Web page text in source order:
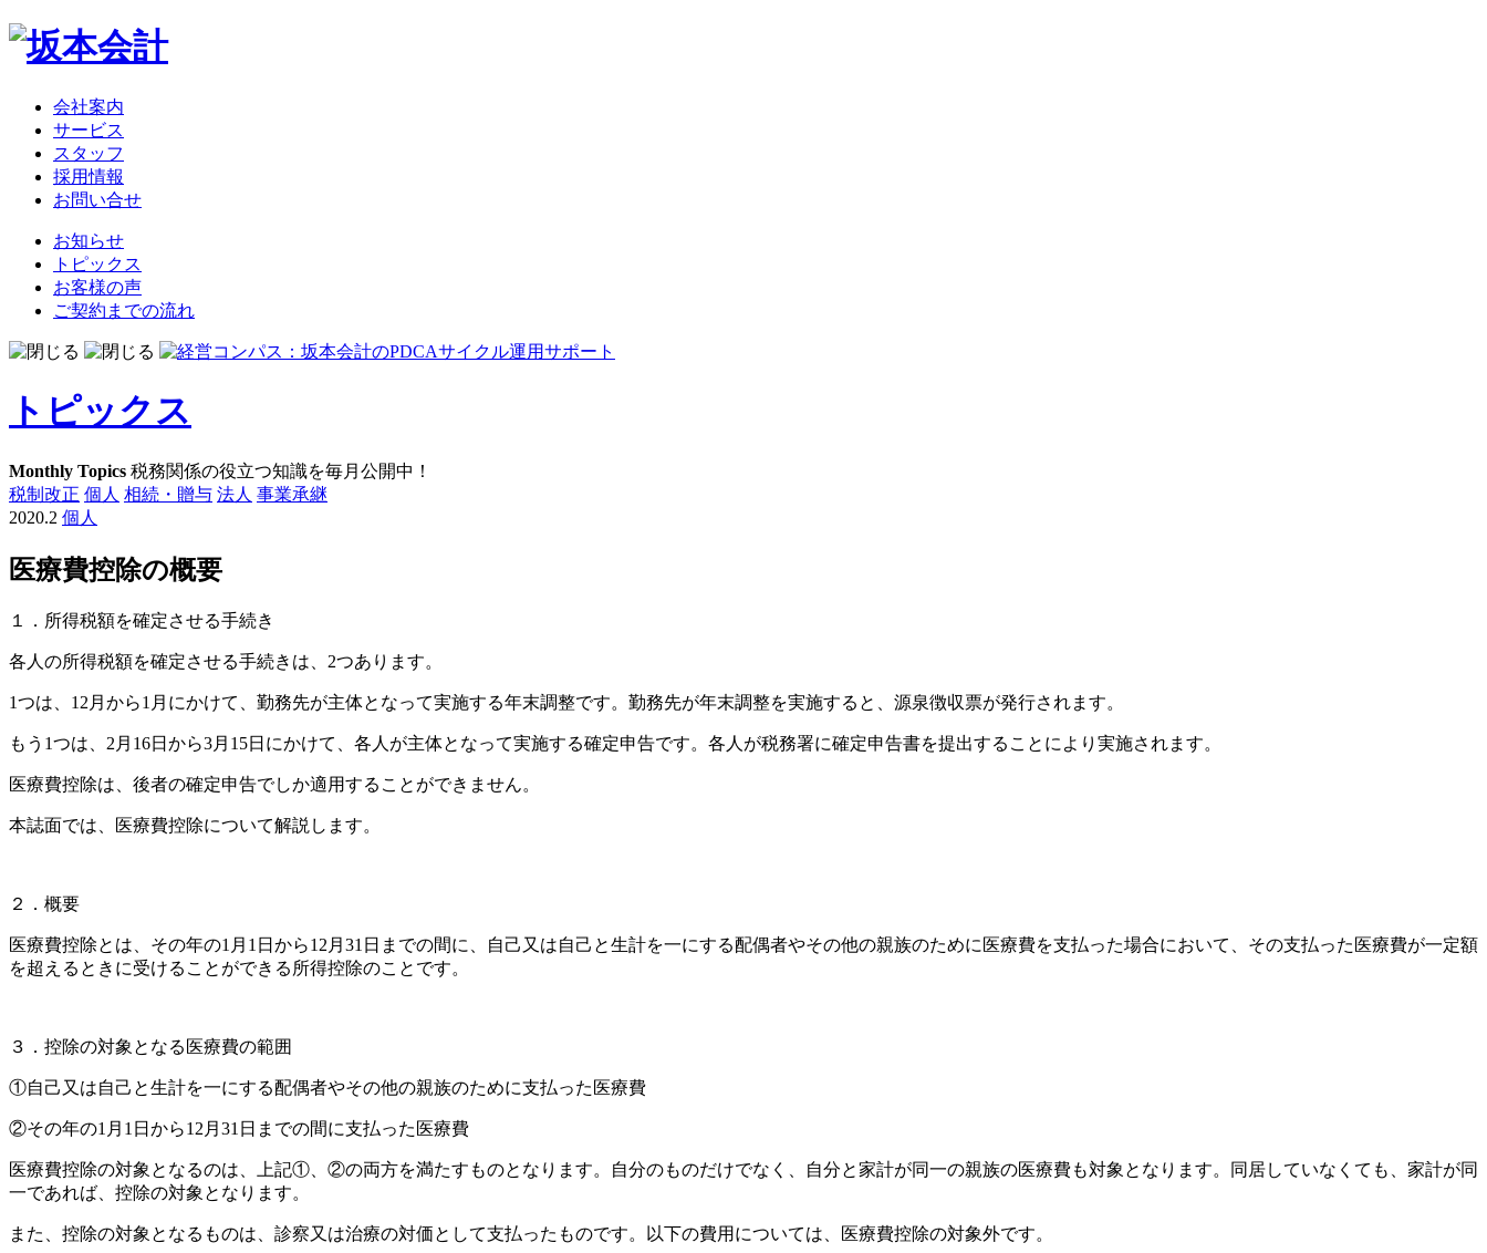
会社案内
サービス
スタッフ
採用情報
お問い合せ
お知らせ
トピックス
お客様の声
ご契約までの流れ
トピックス
Monthly Topics 税務関係の役立つ知識を毎月公開中！
税制改正 個人 相続・贈与 法人 事業承継
2020.2 個人
医療費控除の概要
１．所得税額を確定させる手続き
各人の所得税額を確定させる手続きは、2つあります。
1つは、12月から1月にかけて、勤務先が主体となって実施する年末調整です。勤務先が年末調整を実施すると、源泉徴収票が発行されます。
もう1つは、2月16日から3月15日にかけて、各人が主体となって実施する確定申告です。各人が税務署に確定申告書を提出することにより実施されます。
医療費控除は、後者の確定申告でしか適用することができません。
本誌面では、医療費控除について解説します。
２．概要
医療費控除とは、その年の1月1日から12月31日までの間に、自己又は自己と生計を一にする配偶者やその他の親族のために医療費を支払った場合において、その支払った医療費が一定額
を超えるときに受けることができる所得控除のことです。
３．控除の対象となる医療費の範囲
①自己又は自己と生計を一にする配偶者やその他の親族のために支払った医療費
②その年の1月1日から12月31日までの間に支払った医療費
医療費控除の対象となるのは、上記①、②の両方を満たすものとなります。自分のものだけでなく、自分と家計が同一の親族の医療費も対象となります。同居していなくても、家計が同
一であれば、控除の対象となります。
また、控除の対象となるものは、診察又は治療の対価として支払ったものです。以下の費用については、医療費控除の対象外です。